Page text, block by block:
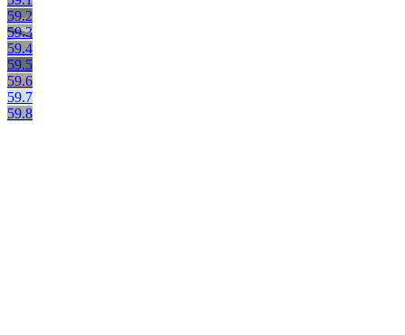
59.2
59.3
59.4
59.5
59.6
59.7
59.8